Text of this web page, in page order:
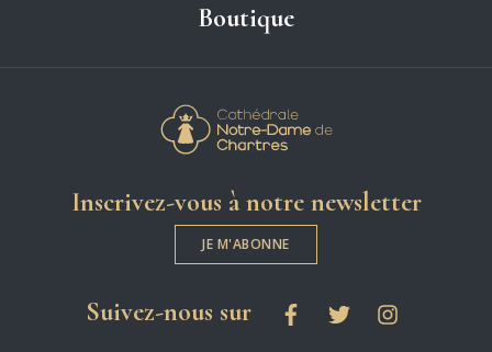
Boutique
Inscrivez-vous à notre newsletter
JE M'ABONNE
Suivez-nous surles réseaux sociaux
FacebookTwitterInstagram